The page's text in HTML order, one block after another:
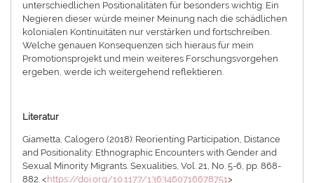
unterschiedlichen Positionalitäten für besonders wichtig. Ein
Negieren dieser würde meiner Meinung nach die schädlichen
kolonialen Kontinuitäten nur verstärken und fortschreiben.
Welche genauen Konsequenzen sich hieraus für mein
Promotionsprojekt und mein weiteres Forschungsvorgehen
ergeben, werde ich weitergehend reflektieren.
Literatur
Giametta, Calogero (2018): Reorienting Participation, Distance
and Positionality: Ethnographic Encounters with Gender and
Sexual Minority Migrants. Sexualities, Vol. 21, No. 5-6, pp. 868-
882. < https://doi.org/10.1177/1363460716678751>